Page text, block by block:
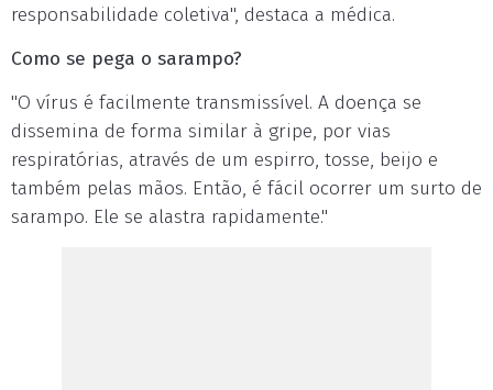
responsabilidade coletiva", destaca a médica.
Como se pega o sarampo?
"O vírus é facilmente transmissível. A doença se
dissemina de forma similar à gripe, por vias
respiratórias, através de um espirro, tosse, beijo e
também pelas mãos. Então, é fácil ocorrer um surto de
sarampo. Ele se alastra rapidamente."